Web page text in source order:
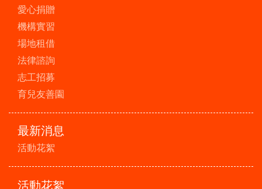
愛心捐贈
機構實習
場地租借
法律諮詢
志工招募
育兒友善園
最新消息
活動花絮
活動花絮